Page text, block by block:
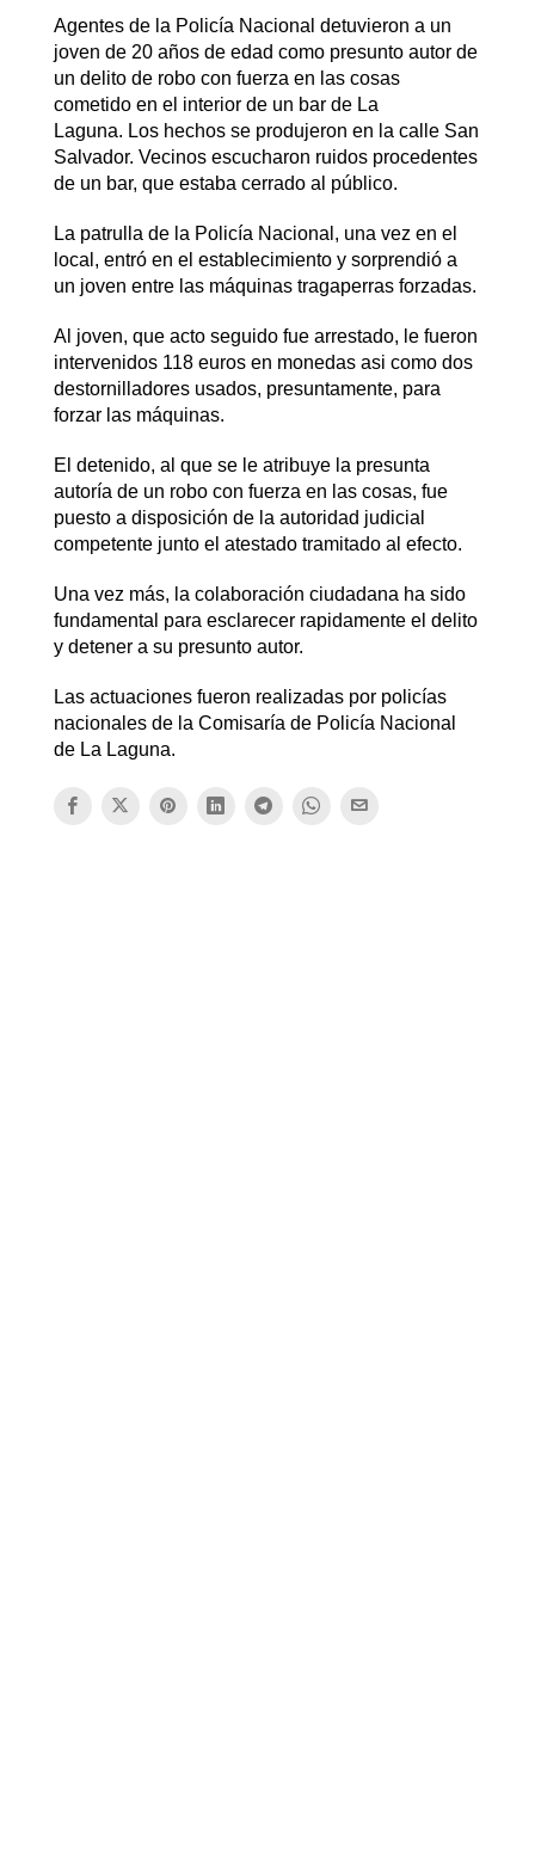
Agentes de la Policía Nacional detuvieron a un
joven de 20 años de edad como presunto autor de
un delito de robo con fuerza en las cosas
cometido en el interior de un bar de La
Laguna. Los hechos se produjeron en la calle San
Salvador. Vecinos escucharon ruidos procedentes
de un bar, que estaba cerrado al público.
La patrulla de la Policía Nacional, una vez en el
local, entró en el establecimiento y sorprendió a
un joven entre las máquinas tragaperras forzadas.
Al joven, que acto seguido fue arrestado, le fueron
intervenidos 118 euros en monedas asi como dos
destornilladores usados, presuntamente, para
forzar las máquinas.
El detenido, al que se le atribuye la presunta
autoría de un robo con fuerza en las cosas, fue
puesto a disposición de la autoridad judicial
competente junto el atestado tramitado al efecto.
Una vez más, la colaboración ciudadana ha sido
fundamental para esclarecer rapidamente el delito
y detener a su presunto autor.
Las actuaciones fueron realizadas por policías
nacionales de la Comisaría de Policía Nacional
de La Laguna.